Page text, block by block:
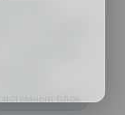
блок